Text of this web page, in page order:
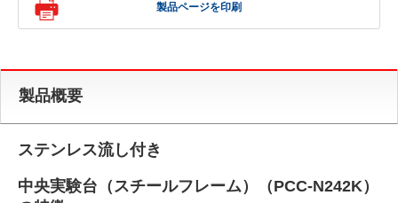
製品ページを印刷
製品概要
ステンレス流し付き
中央実験台（スチールフレーム）（PCC-N242K）